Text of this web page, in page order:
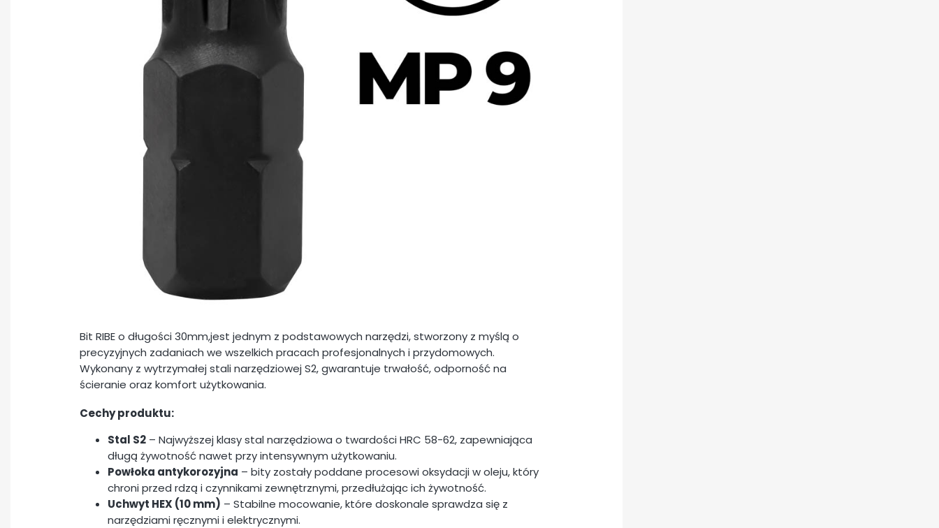
Bit RIBE o długości 30mm,jest jednym z podstawowych narzędzi, stworzony z myślą o
precyzyjnych zadaniach we wszelkich pracach profesjonalnych i przydomowych.
Wykonany z wytrzymałej stali narzędziowej S2, gwarantuje trwałość, odporność na
ścieranie oraz komfort użytkowania.
Cechy produktu:
Stal S2 – Najwyższej klasy stal narzędziowa o twardości HRC 58-62, zapewniająca
długą żywotność nawet przy intensywnym użytkowaniu.
Powłoka antykorozyjna – bity zostały poddane procesowi oksydacji w oleju, który
chroni przed rdzą i czynnikami zewnętrznymi, przedłużając ich żywotność.
Uchwyt HEX (10 mm) – Stabilne mocowanie, które doskonale sprawdza się z
narzędziami ręcznymi i elektrycznymi.